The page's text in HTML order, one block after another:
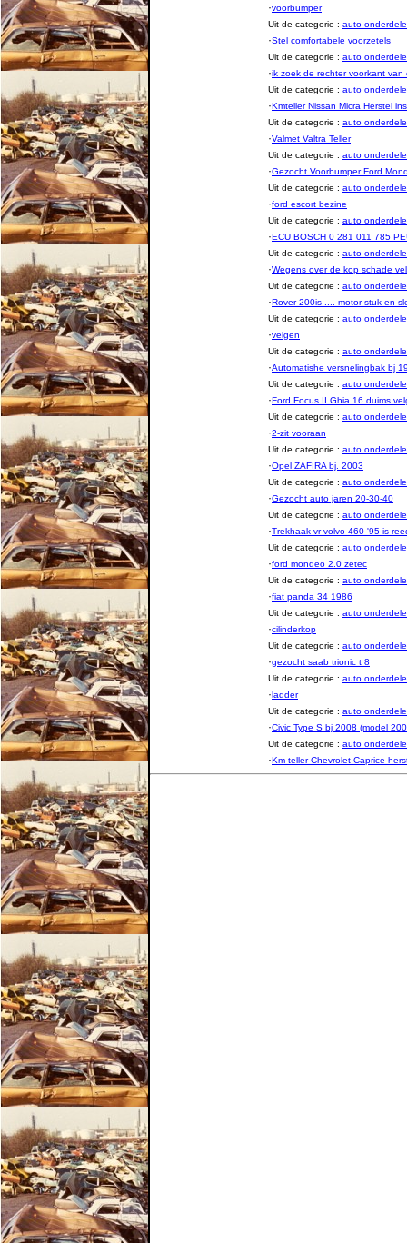
·voorbumper
Uit de categorie : auto
·Stel comfortabele voorzetels
Uit de categorie : auto
·ik zoek de rechter voorkant van
Uit de categorie : auto
·Kmteller Nissan Micra Herstel
Uit de categorie : auto
·Valmet Valtra Teller
Uit de categorie : auto
·Gezocht Voorbumper Ford
Uit de categorie : auto
·ford escort bezine
Uit de categorie : auto
·ECU BOSCH 0 281 011 785
Uit de categorie : auto
·Wegens over de kop schade
Uit de categorie : auto
·Rover 200is .... motor stuk en
Uit de categorie : auto
·velgen
Uit de categorie : auto
·Automatishe versnelingbak bj
Uit de categorie : auto
·Ford Focus II Ghia 16 duims
Uit de categorie : auto
·2-zit vooraan
Uit de categorie : auto
·Opel ZAFIRA bj. 2003
Uit de categorie : auto
·Gezocht auto jaren 20-30-40
Uit de categorie : auto
·Trekhaak vr volvo 460-'95 is
Uit de categorie : auto
·ford mondeo 2.0 zetec
Uit de categorie : auto
·fiat panda 34 1986
Uit de categorie : auto
·cilinderkop
Uit de categorie : auto
·gezocht saab trionic t 8
Uit de categorie : auto
·ladder
Uit de categorie : auto
·Civic Type S bj 2008 (model
Uit de categorie : auto
·Km teller Chevrolet Caprice